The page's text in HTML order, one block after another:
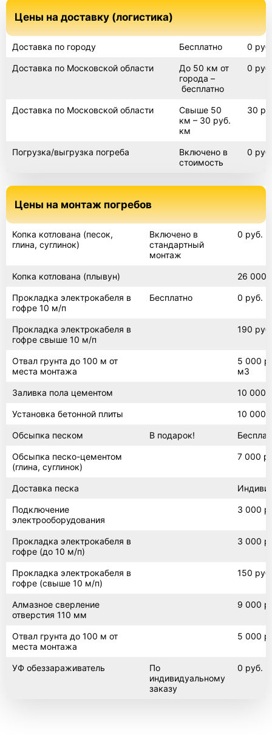
Погреб винный
Погреб 3х3
Погреб 3х4
Погреб 4х4
Цены на доставку (логистика)
Доставка по городу Бесплатно 0 руб.
Доставка по Московской области
До 50 км от
города –
бесплатно
0 руб.
Доставка по Московской области
Свыше 50
км – 30 руб.
км
30
Погрузка/выгрузка погреба
Включено в
стоимость
0 руб.
Цены на монтаж погребов
Копка котлована (песок,
глина, суглинок)
Включено в
стандартный
монтаж
0 руб.
Копка котлована (плывун) 26 000
Прокладка электрокабеля в
гофре 10 м/п
Бесплатно 0 руб.
Прокладка электрокабеля в
гофре свыше 10 м/п
190
Отвал грунта до 100 м от
места монтажа
5 000
м3
Заливка пола цементом 10 000
Установка бетонной плиты 10 000
Обсыпка песком В подарок!
Обсыпка песко-цементом
(глина, суглинок)
7 000
Доставка песка
Подключение
электрооборудования
3 000
Прокладка электрокабеля в
гофре (до 10 м/п)
3 000
Прокладка электрокабеля в
гофре (свыше 10 м/п)
150 руб.
Алмазное сверление
отверстия 110 мм
9 000
Отвал грунта до 100 м от
места монтажа
5 000
УФ обеззараживатель
По
индивидуальному
заказу
0 руб.